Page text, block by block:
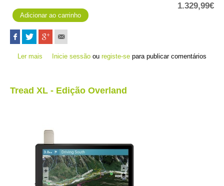
1.329,99€
Ler mais acerca de Tread - Edição SxS
Inicie sessão ouregiste-se para publicar comentários
Tread XL - Edição Overland